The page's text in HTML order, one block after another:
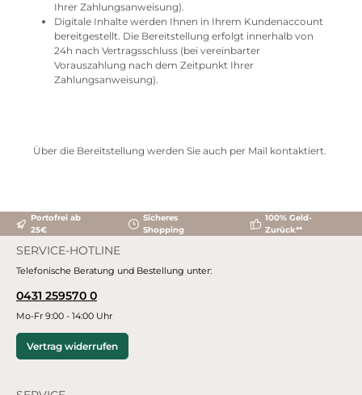
Ihrer Zahlungsanweisung).
Digitale Inhalte werden Ihnen in Ihrem Kundenaccount
bereitgestellt. Die Bereitstellung erfolgt innerhalb von
24h nach Vertragsschluss (bei vereinbarter
Vorauszahlung nach dem Zeitpunkt Ihrer
Zahlungsanweisung).
Über die Bereitstellung werden Sie auch per Mail kontaktiert.
Portofrei ab
25€
Sicheres
Shopping
100% Geld-
Zurück**
SERVICE-HOTLINE
Telefonische Beratung und Bestellung unter:
0431 259570 0
Mo-Fr 9:00 - 14:00 Uhr
Vertrag widerrufen